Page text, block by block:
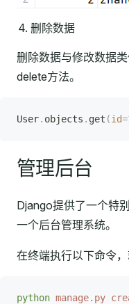
删除数据
删除数据与修改数据
delete方法。
User. objects . get (id=
管理后台
Django提供了一个特
一个后台管理系统。
在终端执行以下命令
python manage.py